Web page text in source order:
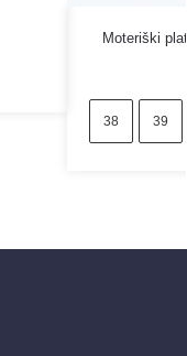
Moteriški
38 39